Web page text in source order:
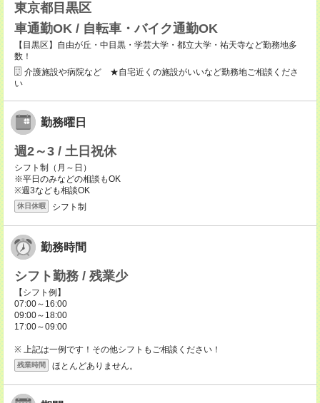
東京都目黒区
車通勤OK / 自転車・バイク通勤OK
【目黒区】自由が丘・中目黒・学芸大学・都立大学・祐天寺など勤務地多
数！
介護施設や病院など ★自宅近くの施設がいいなど勤務地ご相談くださ
い
勤務曜日
週2～3 / 土日祝休
シフト制（月～日）
※平日のみなどの相談もOK
※週3なども相談OK
休日休暇 シフト制
勤務時間
シフト勤務 / 残業少
【シフト例】
07:00～16:00
09:00～18:00
17:00～09:00
※ 上記は一例です！その他シフトもご相談ください！
残業時間 ほとんどありません。